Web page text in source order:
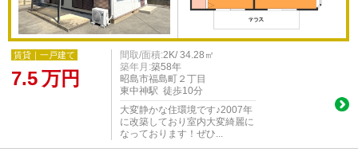
賃貸｜一戸建て
7.5万円
間取/面積:2K/ 34.28㎡
築年月:築58年
昭島市福島町２丁目
東中神駅 徒歩10分
大変静かな住環境です♪2007年
に改築しており室内大変綺麗に
なっております！ぜひ...